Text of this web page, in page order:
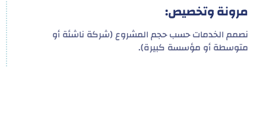
مرونة وتخصيص:
نصمم الخدمات حسب حجم المشروع (شركة ناشئة أو
متوسطة أو مؤسسة كبيرة).